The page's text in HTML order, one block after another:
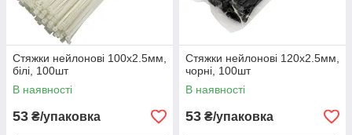
Стяжки нейлонові 100х2.5мм,
білі, 100шт
В наявності
53 ₴/упаковка
Стяжки нейлонові 120х2.5мм,
чорні, 100шт
В наявності
53 ₴/упаковка